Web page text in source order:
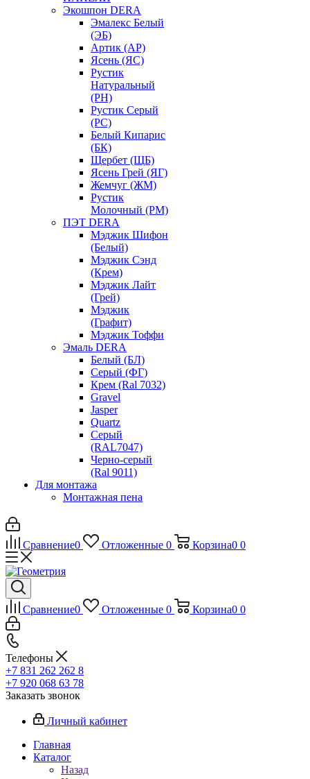
Экошпон DERA
Эмалекс Белый
(ЭБ)
Артик (АР)
Ясень (ЯС)
Рустик
Натуральный
(РН)
Рустик Серый
(РС)
Белый Кипарис
(БК)
Щербет (ЩБ)
Ясень Грей (ЯГ)
Жемчуг (ЖМ)
Рустик
Молочный (РМ)
ПЭТ DERA
Мэджик Шифон
(Белый)
Мэджик Сэнд
(Крем)
Мэджик Лайт
(Грей)
Мэджик
(Графит)
Мэджик Тоффи
Эмаль DERA
Белый (БЛ)
Серый (ФГ)
Крем (Ral 7032)
Gravel
Jasper
Quartz
Серый
(RAL7047)
Черно-серый
(Ral 9011)
Для монтажа
Монтажная пена
Сравнение0 Отложенные 0 Корзина0 0
Сравнение0 Отложенные 0 Корзина0 0
Телефоны
+7 831 262 262 8
+7 920 068 63 78
Заказать звонок
Личный кабинет
Главная
Каталог
Назад